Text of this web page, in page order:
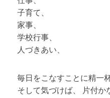
子育て、
家事、
学校行事、
人づきあい、
毎日をこなすことに精一
そして気づけば、 片付か